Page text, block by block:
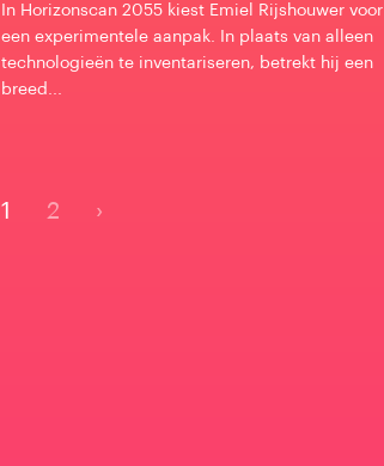
In Horizonscan 2055 kiest Emiel Rijshouwer voor
een experimentele aanpak. In plaats van alleen
technologieën te inventariseren, betrekt hij een
breed...
1 2 ›